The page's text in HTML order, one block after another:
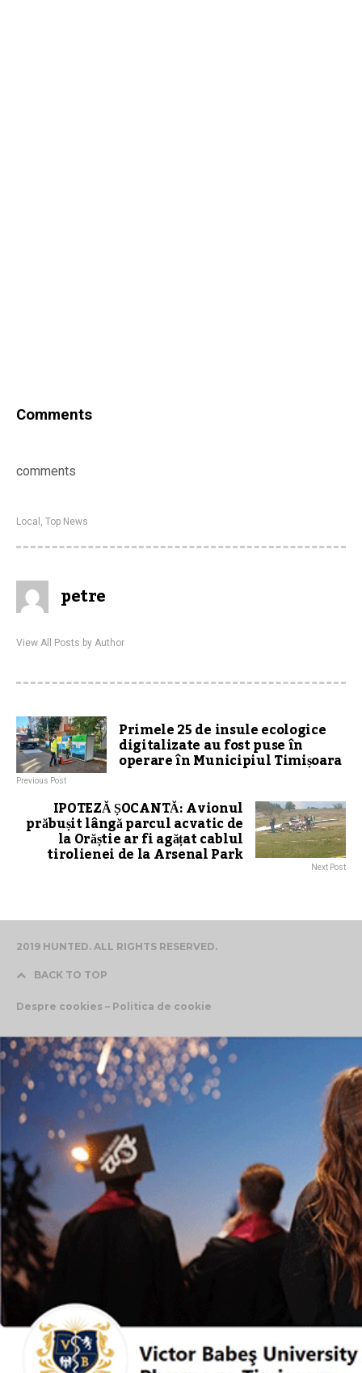
Comments
comments
Local , Top News
petre
View All Posts by Author
Primele 25 de insule ecologice
digitalizate au fost puse în
operare în Municipiul Timișoara
Previous Post
IPOTEZĂ ȘOCANTĂ: Avionul
prăbușit lângă parcul acvatic de
la Orăștie ar fi agățat cablul
tirolienei de la Arsenal Park Next Post
2019 HUNTED. ALL RIGHTS RESERVED.
BACK TO TOP
Despre cookies – Politica de cookie